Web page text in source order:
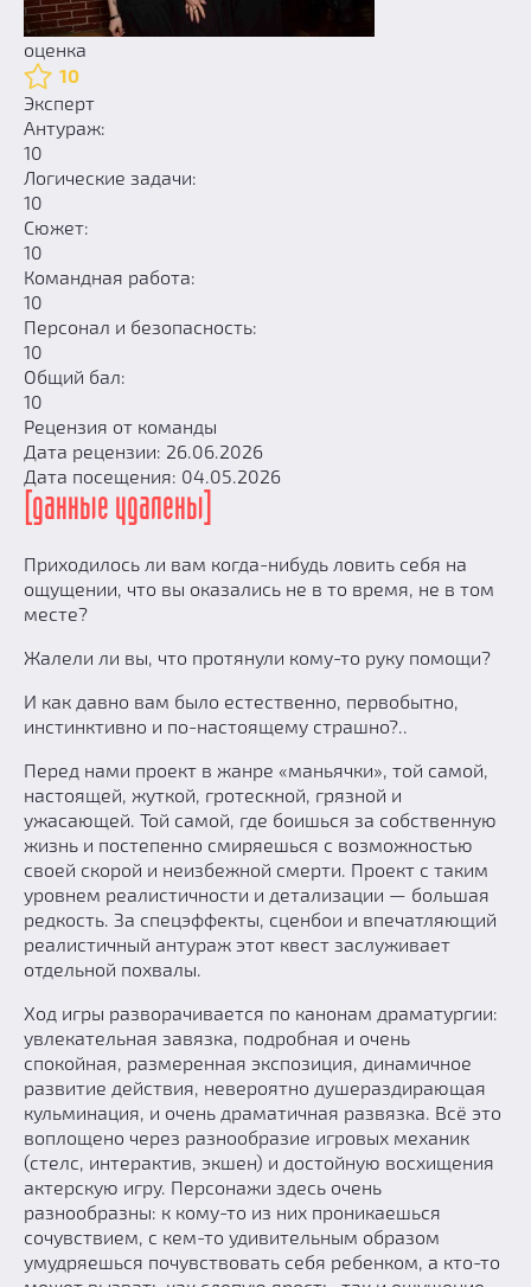
оценка
10
Эксперт
Антураж:
10
Логические задачи:
10
Сюжет:
10
Командная работа:
10
Персонал и безопасность:
10
Общий бал:
10
Рецензия от команды
Дата рецензии: 26.06.2026
Дата посещения: 04.05.2026
[данные удалены]
Приходилось ли вам когда-нибудь ловить себя на
ощущении, что вы оказались не в то время, не в том
месте?
Жалели ли вы, что протянули кому-то руку помощи?
И как давно вам было естественно, первобытно,
инстинктивно и по-настоящему страшно?..
Перед нами проект в жанре «маньячки», той самой,
настоящей, жуткой, гротескной, грязной и
ужасающей. Той самой, где боишься за собственную
жизнь и постепенно смиряешься с возможностью
своей скорой и неизбежной смерти. Проект с таким
уровнем реалистичности и детализации — большая
редкость. За спецэффекты, сценбои и впечатляющий
реалистичный антураж этот квест заслуживает
отдельной похвалы.
Ход игры разворачивается по канонам драматургии:
увлекательная завязка, подробная и очень
спокойная, размеренная экспозиция, динамичное
развитие действия, невероятно душераздирающая
кульминация, и очень драматичная развязка. Всё это
воплощено через разнообразие игровых механик
(стелс, интерактив, экшен) и достойную восхищения
актерскую игру. Персонажи здесь очень
разнообразны: к кому-то из них проникаешься
сочувствием, с кем-то удивительным образом
умудряешься почувствовать себя ребенком, а кто-то